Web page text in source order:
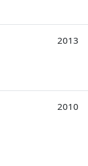
2013
2010